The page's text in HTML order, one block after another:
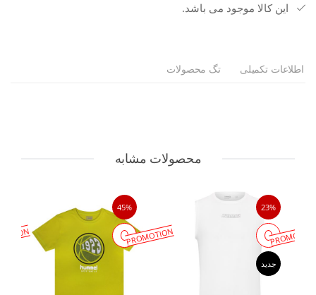
این کالا موجود می باشد.
اطلاعات تکمیلی تگ محصولات
محصولات مشابه
23%
جدید
45%
PROMOTION